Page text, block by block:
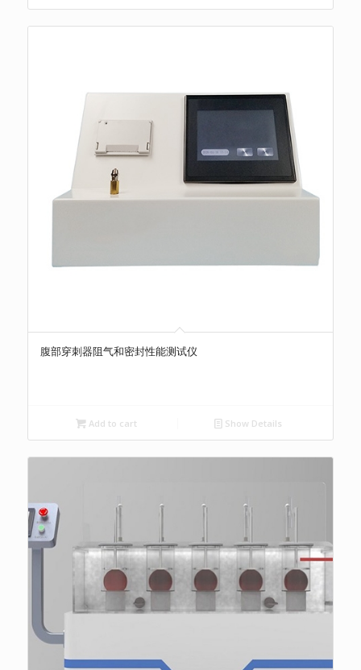
腹部穿刺器阻气和密封性能测试仪
Add to cart Show Details